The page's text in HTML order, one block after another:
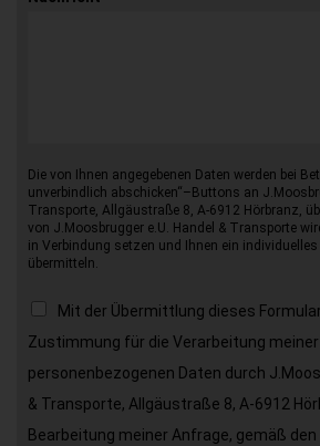
Die von Ihnen angegebenen Daten werden bei
unverbindlich abschicken“–Buttons an
Transporte, Allgäustraße 8, A-6912 Hörbranz,
von J.Moosbrugger e.U. Handel & Transporte
in Verbindung setzen und Ihnen ein
übermitteln.
Mit der Übermittlung dieses
Zustimmung für die Verarbeitung meiner
personenbezogenen Daten durch
& Transporte, Allgäustraße 8, A-6912
Bearbeitung meiner Anfrage, gemäß den